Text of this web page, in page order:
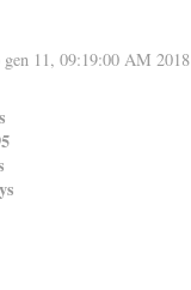
gen 11, 09:19:00 AM 2018